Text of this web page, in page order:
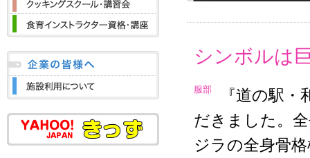
シンボルは
服部
『道の駅
だきました。
ジラの全身骨